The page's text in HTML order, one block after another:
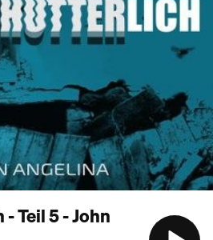
Teil 5 - John